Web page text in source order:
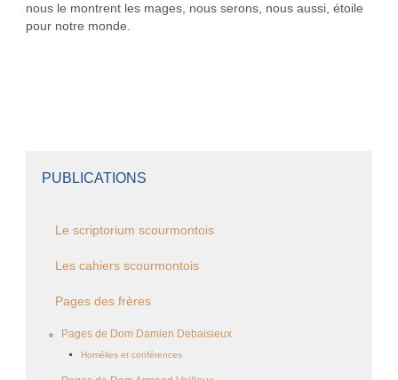
nous le montrent les mages, nous serons, nous aussi, étoile
pour notre monde.
PUBLICATIONS
Le scriptorium scourmontois
Les cahiers scourmontois
Pages des frères
Pages de Dom Damien Debaisieux
Homélies et conférences